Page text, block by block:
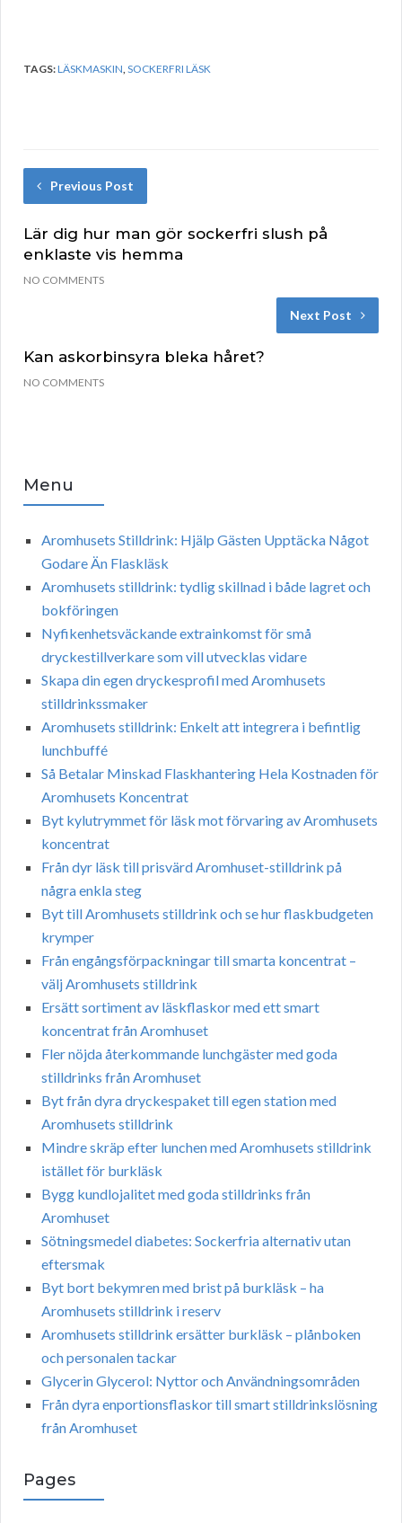
TAGS:LÄSKMASKIN,SOCKERFRI LÄSK
Previous Post
Lär dig hur man gör sockerfri slush på
enklaste vis hemma
NO COMMENTS
Next Post
Kan askorbinsyra bleka håret?
NO COMMENTS
Menu
Aromhusets Stilldrink: Hjälp Gästen Upptäcka Något
Godare Än Flaskläsk
Aromhusets stilldrink: tydlig skillnad i både lagret och
bokföringen
Nyfikenhetsväckande extrainkomst för små
dryckestillverkare som vill utvecklas vidare
Skapa din egen dryckesprofil med Aromhusets
stilldrinkssmaker
Aromhusets stilldrink: Enkelt att integrera i befintlig
lunchbuffé
Så Betalar Minskad Flaskhantering Hela Kostnaden för
Aromhusets Koncentrat
Byt kylutrymmet för läsk mot förvaring av Aromhusets
koncentrat
Från dyr läsk till prisvärd Aromhuset-stilldrink på
några enkla steg
Byt till Aromhusets stilldrink och se hur flaskbudgeten
krymper
Från engångsförpackningar till smarta koncentrat –
välj Aromhusets stilldrink
Ersätt sortiment av läskflaskor med ett smart
koncentrat från Aromhuset
Fler nöjda återkommande lunchgäster med goda
stilldrinks från Aromhuset
Byt från dyra dryckespaket till egen station med
Aromhusets stilldrink
Mindre skräp efter lunchen med Aromhusets stilldrink
istället för burkläsk
Bygg kundlojalitet med goda stilldrinks från
Aromhuset
Sötningsmedel diabetes: Sockerfria alternativ utan
eftersmak
Byt bort bekymren med brist på burkläsk – ha
Aromhusets stilldrink i reserv
Aromhusets stilldrink ersätter burkläsk – plånboken
och personalen tackar
Glycerin Glycerol: Nyttor och Användningsområden
Från dyra enportionsflaskor till smart stilldrinkslösning
från Aromhuset
Pages